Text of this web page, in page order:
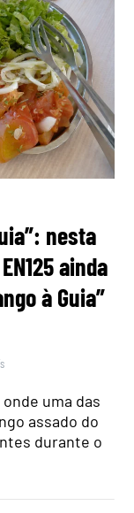
nesta
ainda
à Guia”
uma das
assado do
durante o